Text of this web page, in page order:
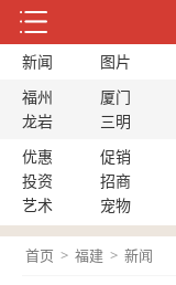
新闻 图片
福州
厦门
龙岩
三明
优惠
促销
投资
招商
艺术
宠物
首页 > 福建 > 新闻